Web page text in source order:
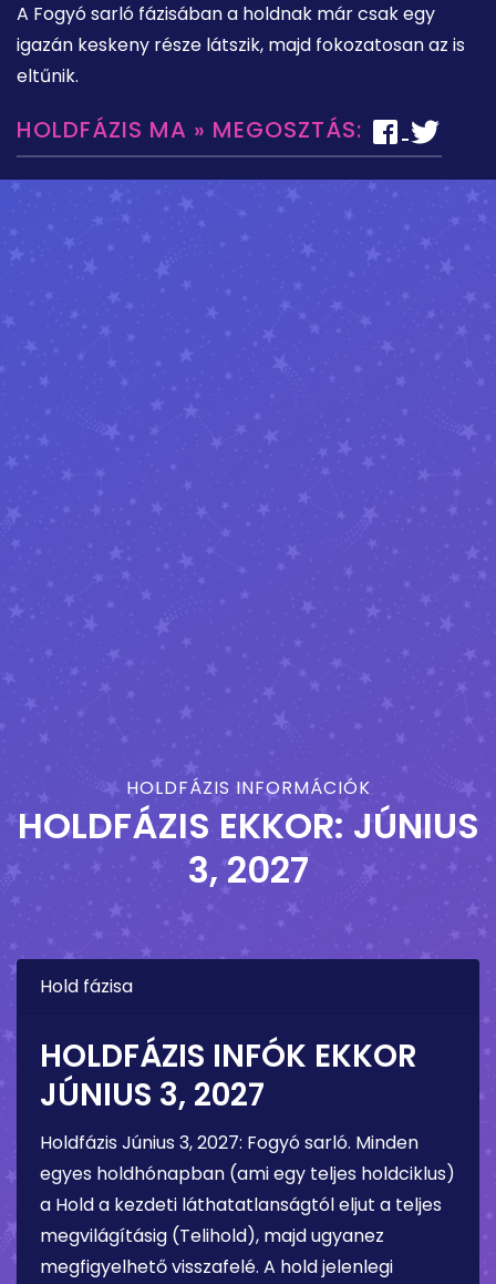
A Fogyó sarló fázisában a holdnak már csak egy
igazán keskeny része látszik, majd fokozatosan az is
eltűnik.
HOLDFÁZIS MA » MEGOSZTÁS:
HOLDFÁZIS INFORMÁCIÓK
HOLDFÁZIS EKKOR:JÚNIUS
3, 2027
Hold fázisa
HOLDFÁZIS INFÓK EKKOR
JÚNIUS 3, 2027
Holdfázis Június 3, 2027: Fogyó sarló. Minden
egyes holdhónapban (ami egy teljes holdciklus)
a Hold a kezdeti láthatatlanságtól eljut a teljes
megvilágításig (Telihold), majd ugyanez
megfigyelhető visszafelé. A hold jelenlegi